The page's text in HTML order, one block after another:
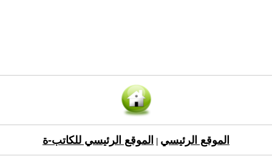
الموقع الرئيسي الموقع الرئيسي للكاتب-ة